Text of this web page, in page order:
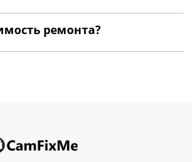
ремонта?